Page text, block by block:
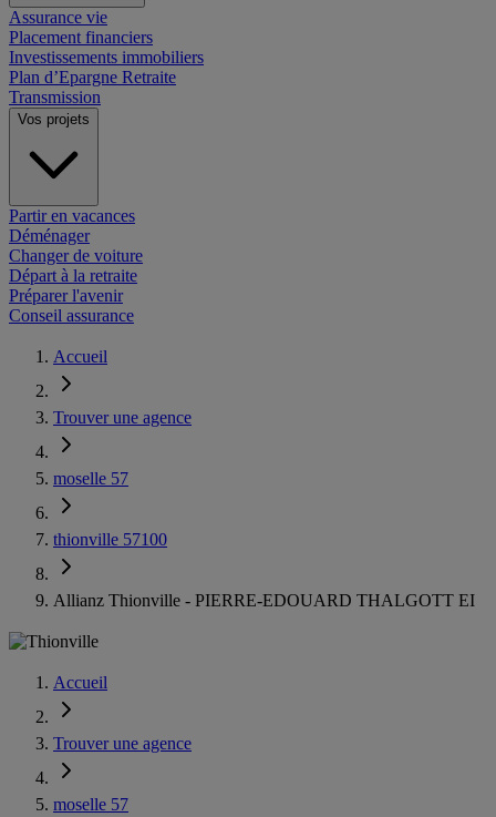
Assurance vie
Placement financiers
Investissements immobiliers
Plan d’Epargne Retraite
Transmission
Vos projets
Partir en vacances
Déménager
Changer de voiture
Départ à la retraite
Préparer l'avenir
Conseil assurance
Accueil
Trouver une agence
moselle 57
thionville 57100
Allianz Thionville - PIERRE-EDOUARD THALGOTT EI
Accueil
Trouver une agence
moselle 57